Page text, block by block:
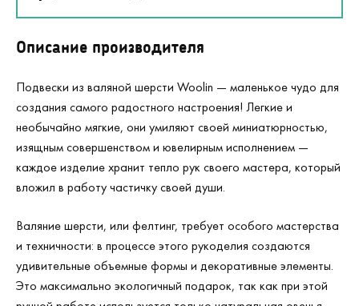
Описание производителя
Подвески из валяной шерсти Woolin — маленькое чудо для
создания самого радостного настроения! Легкие и
необычайно мягкие, они умиляют своей миниатюрностью,
изящным совершенством и ювелирным исполнением —
каждое изделие хранит тепло рук своего мастера, который
вложил в работу частичку своей души.
Валяние шерсти, или фелтинг, требует особого мастерства
и техничности: в процессе этого рукоделия создаются
удивительные объемные формы и декоративные элементы.
Это максимально экологичный подарок, так как при этой